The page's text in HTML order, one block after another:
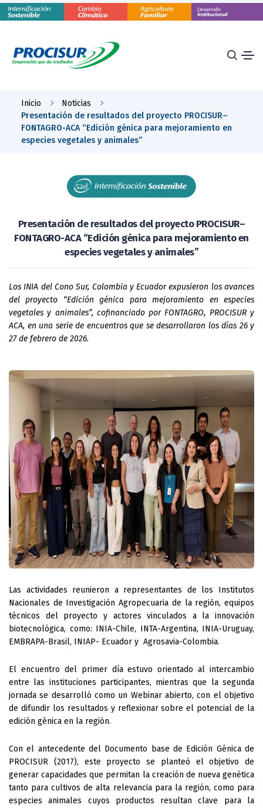
Inicio
Noticias
Presentación de resultados del proyecto PROCISUR–
FONTAGRO-ACA “Edición génica para mejoramiento en
especies vegetales y animales”
Presentación de resultados del proyecto PROCISUR–
FONTAGRO-ACA “Edición génica para mejoramiento en
especies vegetales y animales”
Los INIA del Cono Sur, Colombia y Ecuador expusieron los avances
del proyecto “Edición génica para mejoramiento en especies
vegetales y animales”, cofinanciado por FONTAGRO, PROCISUR y
ACA, en una serie de encuentros que se desarrollaron los días 26 y
27 de febrero de 2026.
Las actividades reunieron a representantes de los Institutos
Nacionales de Investigación Agropecuaria de la región, equipos
técnicos del proyecto y actores vinculados a la innovación
biotecnológica, como: INIA-Chile, INTA-Argentina, INIA-Uruguay,
EMBRAPA-Brasil, INIAP- Ecuador y  Agrosavia-Colombia.
El encuentro del primer día estuvo orientado al intercambio
entre las instituciones participantes, mientras que la segunda
jornada se desarrolló como un Webinar abierto, con el objetivo
de difundir los resultados y reflexionar sobre el potencial de la
edición génica en la región.
Con el antecedente del Documento base de Edición Génica de
PROCISUR (2017), este proyecto se planteó el objetivo de
generar capacidades que permitan la creación de nueva genética
tanto para cultivos de alta relevancia para la región, como para
especies animales cuyos productos resultan clave para la